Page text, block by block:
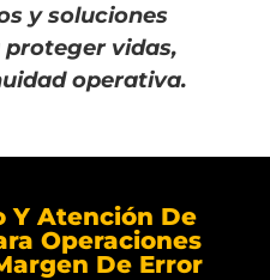
y soluciones
vidas,
operativa.
Y Atención De
Operaciones
De Error